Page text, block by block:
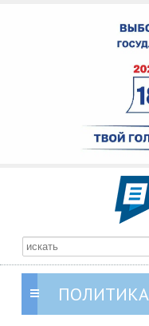
ПОЛИТИКА